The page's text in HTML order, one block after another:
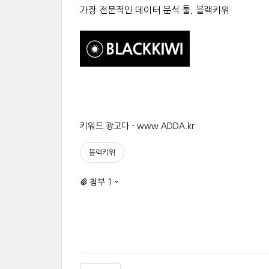
가장 전문적인 데이터 분석 툴, 블랙키위
키워드 광고다 - www.ADDA.kr
블랙키위
첨부 1